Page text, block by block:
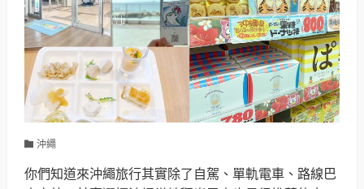
沖繩
你們知道來沖繩旅行其實除了自駕、單軌電車、路線巴